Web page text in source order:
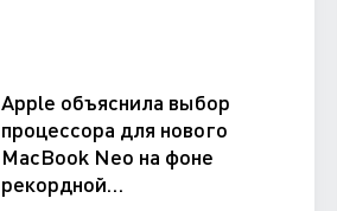
Apple объяснила выбор
процессора для нового
MacBook Neo на фоне
рекордной…